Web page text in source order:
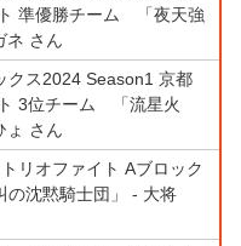
準優勝チーム 「夜天強
さん
クス2024 Season1 京都
3位チーム 「流星火
さん
リオファイト Aブロック
沈黙騎士団」 - 大将